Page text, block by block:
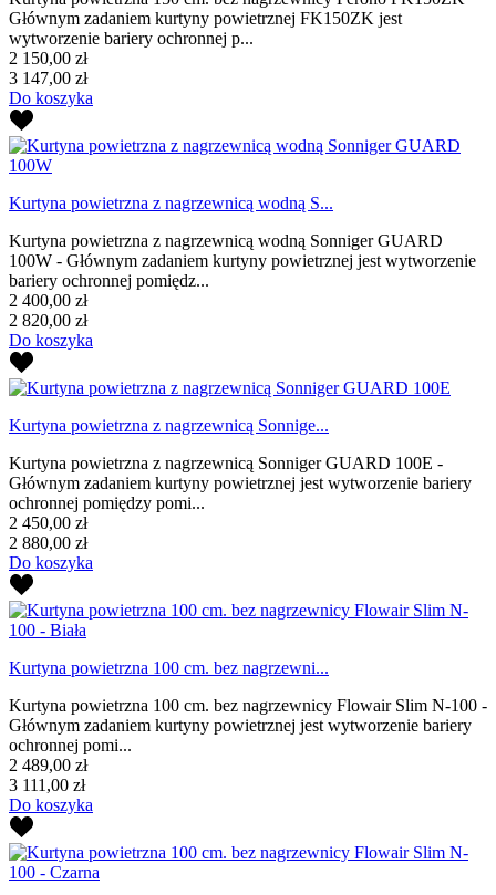
Głównym zadaniem kurtyny powietrznej FK150ZK jest
wytworzenie bariery ochronnej p...
2 150,00 zł
3 147,00 zł
Do koszyka
Kurtyna powietrzna z nagrzewnicą wodną S...
Kurtyna powietrzna z nagrzewnicą wodną Sonniger GUARD
100W - Głównym zadaniem kurtyny powietrznej jest wytworzenie
bariery ochronnej pomiędz...
2 400,00 zł
2 820,00 zł
Do koszyka
Kurtyna powietrzna z nagrzewnicą Sonnige...
Kurtyna powietrzna z nagrzewnicą Sonniger GUARD 100E -
Głównym zadaniem kurtyny powietrznej jest wytworzenie bariery
ochronnej pomiędzy pomi...
2 450,00 zł
2 880,00 zł
Do koszyka
Kurtyna powietrzna 100 cm. bez nagrzewni...
Kurtyna powietrzna 100 cm. bez nagrzewnicy Flowair Slim N-100 -
Głównym zadaniem kurtyny powietrznej jest wytworzenie bariery
ochronnej pomi...
2 489,00 zł
3 111,00 zł
Do koszyka